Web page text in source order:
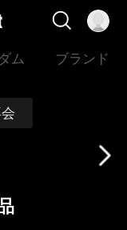
ム ブランド